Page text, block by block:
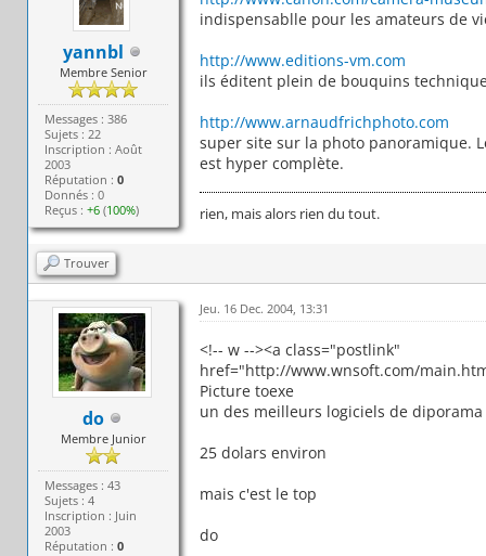
yannbl
Membre Senior
Messages : 386
Sujets : 22
Inscription : Août
2003
Réputation :0
Donnés : 0
Reçus :+6 (100%)
indispensablle pour les amateurs de
http://www.editions-vm.com
ils éditent plein de bouquins
http://www.arnaudfrichphoto.com
super site sur la photo panoramique.
est hyper complète.
rien, mais alors rien du tout.
Trouver
do
Membre Junior
Messages : 43
Sujets : 4
Inscription : Juin
2003
Réputation :0
Jeu. 16 Dec. 2004, 13:31
<!-- w --><a class="postlink"
href="http://www.wnsoft.com/
Picture toexe
un des meilleurs logiciels de
25 dolars environ
mais c'est le top
do